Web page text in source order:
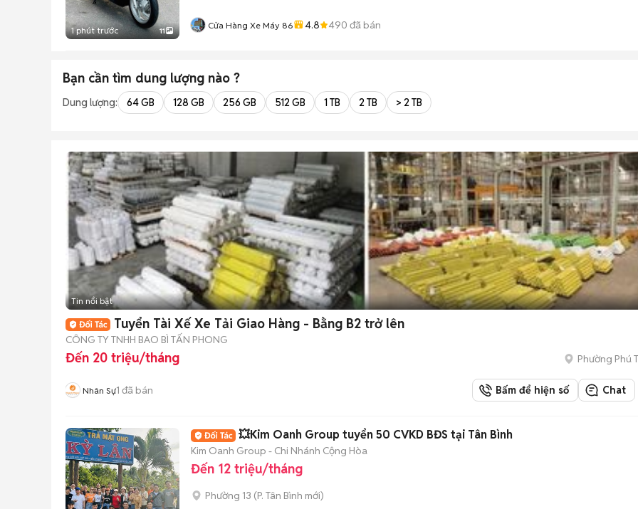
1 phút trước 11 Cửa Hàng Xe Máy 86 4.8 490 đã bán
Bạn cần tìm dung lượng nào ?
Dung lượng: 64 GB 128 GB 256 GB 512 GB 1 TB 2 TB > 2 TB
Tin nổi bật
Tuyển Tài Xế Xe Tải Giao Hàng - Bằng B2 trở lên
CÔNG TY TNHH BAO BÌ TẤN PHONG
Đến 20 triệu/tháng Phường Phú
Nhân Sự1 đã bán Bấm để hiện số Chat
💥Kim Oanh Group tuyển 50 CVKD BĐS tại Tân Bình
Kim Oanh Group - Chi Nhánh Cộng Hòa
Đến 12 triệu/tháng
Phường 13 (P. Tân Bình mới)